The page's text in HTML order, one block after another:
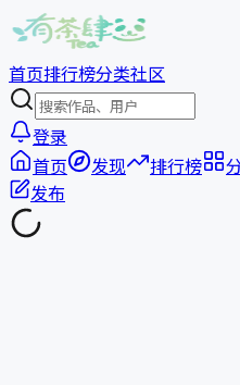
首页排行榜分类社区
登录
首页
发现 排行榜
发布